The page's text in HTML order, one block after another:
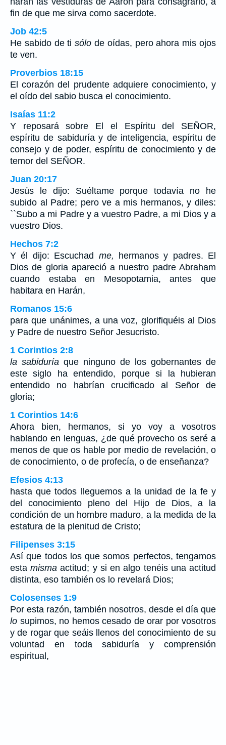
fin de que me sirva como sacerdote.
Job 42:5
He sabido de tisólo de oídas, pero ahora mis ojos
te ven.
Proverbios 18:15
El corazón del prudente adquiere conocimiento, y
el oído del sabio busca el conocimiento.
Isaías 11:2
Y reposará sobre El el Espíritu del SEÑOR,
espíritu de sabiduría y de inteligencia, espíritu de
consejo y de poder, espíritu de conocimiento y de
temor del SEÑOR.
Juan 20:17
Jesús le dijo: Suéltame porque todavía no he
subido al Padre; pero ve a mis hermanos, y diles:
``Subo a mi Padre y a vuestro Padre, a mi Dios y a
vuestro Dios.
Hechos 7:2
Y él dijo: Escuchad me, hermanos y padres. El
Dios de gloria apareció a nuestro padre Abraham
cuando estaba en Mesopotamia, antes que
habitara en Harán,
Romanos 15:6
para que unánimes, a una voz, glorifiquéis al Dios
y Padre de nuestro Señor Jesucristo.
1 Corintios 2:8
la sabiduría que ninguno de los gobernantes de
este siglo ha entendido, porque si la hubieran
entendido no habrían crucificado al Señor de
gloria;
1 Corintios 14:6
Ahora bien, hermanos, si yo voy a vosotros
hablando en lenguas, ¿de qué provecho os seré a
menos de que os hable por medio de revelación, o
de conocimiento, o de profecía, o de enseñanza?
Efesios 4:13
hasta que todos lleguemos a la unidad de la fe y
del conocimiento pleno del Hijo de Dios, a la
condición de un hombre maduro, a la medida de la
estatura de la plenitud de Cristo;
Filipenses 3:15
Así que todos los que somos perfectos, tengamos
estamisma actitud; y si en algo tenéis una actitud
distinta, eso también os lo revelará Dios;
Colosenses 1:9
Por esta razón, también nosotros, desde el día que
lo supimos, no hemos cesado de orar por vosotros
y de rogar que seáis llenos del conocimiento de su
voluntad en toda sabiduría y comprensión
espiritual,